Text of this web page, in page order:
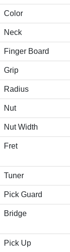
Color
Neck
Finger Board
Grip
Radius
Nut
Nut Width
Fret
Tuner
Pick Guard
Bridge
Pick Up